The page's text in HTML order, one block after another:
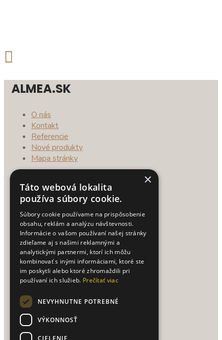
ALMEA.SK
O nás
Kontakt
Referencie
Nové produkty
Mapa stránky
O NÁKUPE
Doprava a platba
Obchodné podmienky
Ako nakupovať
Reklamačný poriadok
Vrátenie tovaru
Spracovanie osobných údajov
UŽITOČNÉ TIPY
Texty na vianočné priania
×
Táto webová lokalita
používa súbory cookie.
Súbory cookie používame na prispôsobenie
obsahu, reklám a analýzu návštevnosti.
Informácie o vašom používaní našej stránky
zdieľame aj s našimi reklamnými a
analytickými partnermi, ktorí ich môžu
kombinovať s inými informáciami, ktoré ste
im poskytli alebo ktoré zhromaždili pri
používaní ich služieb. Prečítať viac
NEVYHNUTNE POTREBNÉ
VÝKONNOSŤ
CIELENIE